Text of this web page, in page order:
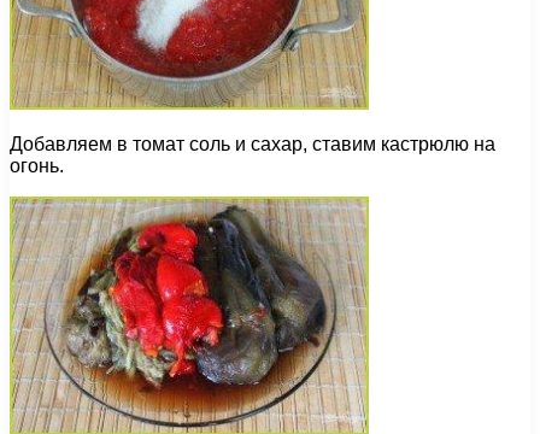
Добавляем в томат соль и сахар, ставим кастрюлю на
огонь.